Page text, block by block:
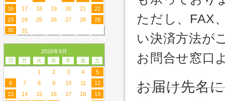
16
17 18 19 20 21
22
23
24 25 26 27 28
29
30
31
2026年9月
日
月 火 水 木 金
土
1
2 3 4
5
6
7 8 9 10 11
12
13
14 15 16 17 18
19
ただし、FAX
い決済方法が
お問合せ窓口
お届け先名